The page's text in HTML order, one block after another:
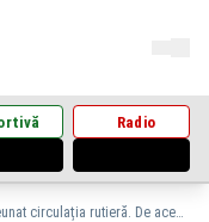
Radio
Stegarul Dac a îngreunat circulația rutieră. De această dată, s-a urcat pe clădirea Universității iar autoritățile încearcă să îl dea jos, cu o echipă de negociatori